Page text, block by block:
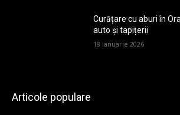
Curățare cu aburi în
auto și tapițerii
18 ianuarie 2026
Articole populare